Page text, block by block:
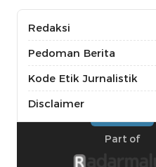
Redaksi
Pedoman Berita
Kode Etik Jurnalistik
Disclaimer
Part of